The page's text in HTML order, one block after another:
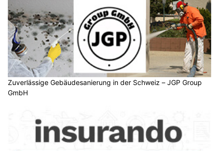
Zuverlässige Gebäudesanierung in der Schweiz – JGP Group
GmbH